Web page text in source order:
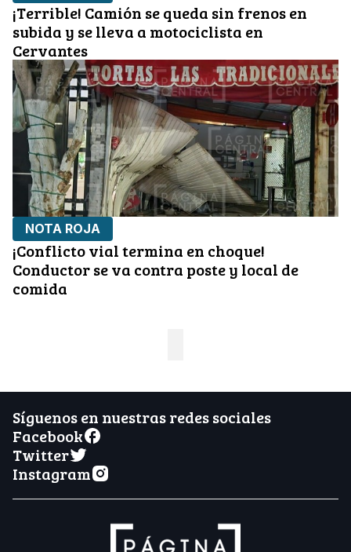
¡Terrible! Camión se queda sin frenos en
subida y se lleva a motociclista en
Cervantes
NOTA ROJA
¡Conflicto vial termina en choque!
Conductor se va contra poste y local de
comida
Síguenos en nuestras redes sociales
Facebook
Twitter
Instagram